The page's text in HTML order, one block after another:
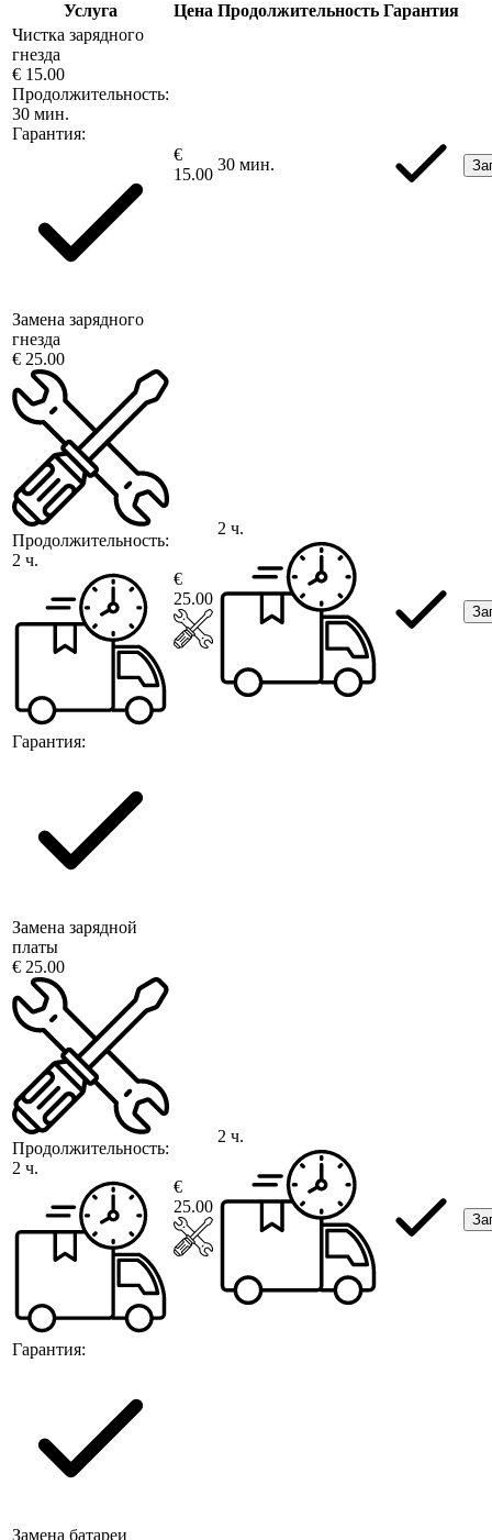
Услуга Цена Продолжительность Гарантия
Чистка зарядного
гнезда
€ 15.00
Продолжительность:
30 мин.
Гарантия:
€
15.00
30 мин.
Замена зарядного
гнезда
€ 25.00
Продолжительность:
2 ч.
Гарантия:
€
25.00
2 ч.
Замена зарядной
платы
€ 25.00
Продолжительность:
2 ч.
Гарантия:
€
25.00
2 ч.
Замена батареи